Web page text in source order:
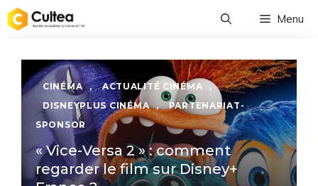
Aller
au
Menu
CINÉMA , ACTUALITÉ CINÉMA
,
DISNEYPLUS CINÉMA
,
PARTENARIAT-
SPONSOR
« Vice-Versa 2 » : comment
regarder le film sur Disney+